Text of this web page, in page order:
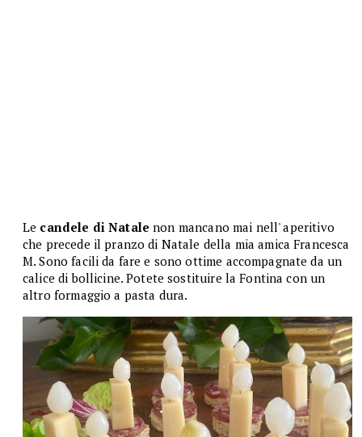
Le candele di Natale non mancano mai nell' aperitivo
che precede il pranzo di Natale della mia amica Francesca
M. Sono facili da fare e sono ottime accompagnate da un
calice di bollicine. Potete sostituire la Fontina con un
altro formaggio a pasta dura.